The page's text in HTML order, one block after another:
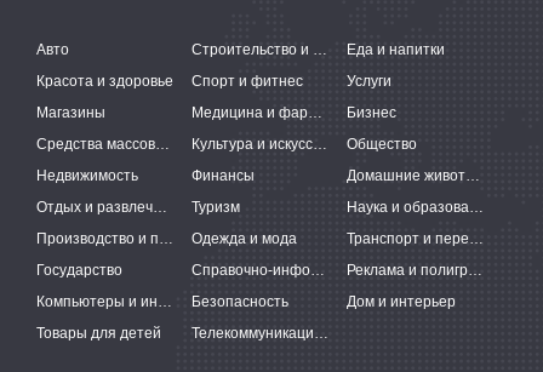
Авто Строительство и ремонт
Еда и напитки
Красота и здоровье
Спорт и фитнес
Услуги
Магазины
Медицина и фармацевтика
Бизнес
Средства массовой информации
Культура и искусство
Общество
Недвижимость
Финансы
Домашние животные
Отдых и развлечения
Туризм
Наука и образование
Производство и поставки
Одежда и мода
Транспорт и перевозки
Государство
Справочно-информационные системы
Реклама и полиграфия
Компьютеры и интернет
Безопасность
Дом и интерьер
Товары для детей
Телекоммуникации и связь